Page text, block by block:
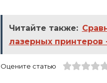
Читайте также:
лазерных принтеров
Оцените статью